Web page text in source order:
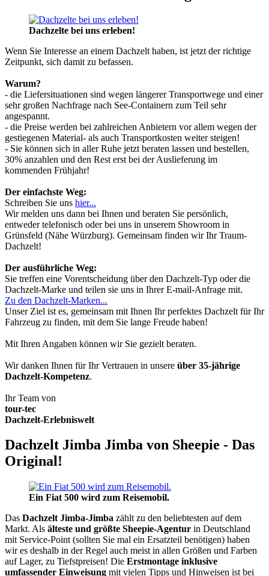
Dachzelte bei uns erleben!
Wenn Sie Interesse an einem Dachzelt haben, ist jetzt der richtige
Zeitpunkt, sich damit zu befassen.
Warum?
- die Liefersituationen sind wegen längerer Transportwege und einer
sehr großen Nachfrage nach See-Containern zum Teil sehr
angespannt.
- die Preise werden bei zahlreichen Anbietern vor allem wegen der
gestiegenen Material- als auch Transportkosten weiter steigen!
- Sie können sich in aller Ruhe jetzt beraten lassen und bestellen,
30% anzahlen und den Rest erst bei der Auslieferung im
kommenden Frühjahr!
Der einfachste Weg:
Schreiben Sie uns hier...
Wir melden uns dann bei Ihnen und beraten Sie persönlich,
entweder telefonisch oder bei uns in unserem Showroom in
Grünsfeld (Nähe Würzburg). Gemeinsam finden wir Ihr Traum-
Dachzelt!
Der ausführliche Weg:
Sie treffen eine Vorentscheidung über den Dachzelt-Typ oder die
Dachzelt-Marke und teilen sie uns in Ihrer E-mail-Anfrage mit.
Zu den Dachzelt-Marken...
Unser Ziel ist es, gemeinsam mit Ihnen Ihr perfektes Dachzelt für Ihr
Fahrzeug zu finden, mit dem Sie lange Freude haben!
Mit Ihren Angaben können wir Sie gezielt beraten.
Wir danken Ihnen für Ihr Vertrauen in unsere über 35-jährige
Dachzelt-Kompetenz.
Ihr Team von
tour-tec
Dachzelt-Erlebniswelt
Dachzelt Jimba Jimba von Sheepie - Das
Original!
Ein Fiat 500 wird zum Reisemobil.
Das Dachzelt Jimba-Jimba zählt zu den beliebtesten auf dem
Markt. Als älteste und größte Sheepie-Agentur in Deutschland
mit Service-Point (sollten Sie mal ein Ersatzteil benötigen) haben
wir es deshalb in der Regel auch meist in allen Größen und Farben
auf Lager, zu Tiefstpreisen! Die Erstmontage inklusive
umfassender Einweisung mit vielen Tipps und Hinweisen ist bei